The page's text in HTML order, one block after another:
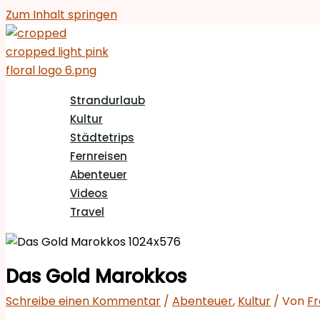
Zum Inhalt springen
Strandurlaub
Kultur
Städtetrips
Fernreisen
Abenteuer
Videos
Travel
Das Gold Marokkos
Schreibe einen Kommentar / Abenteuer, Kultur / Von